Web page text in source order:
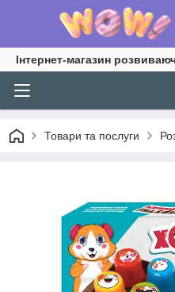
Інтернет-магазин
Товари та послуги